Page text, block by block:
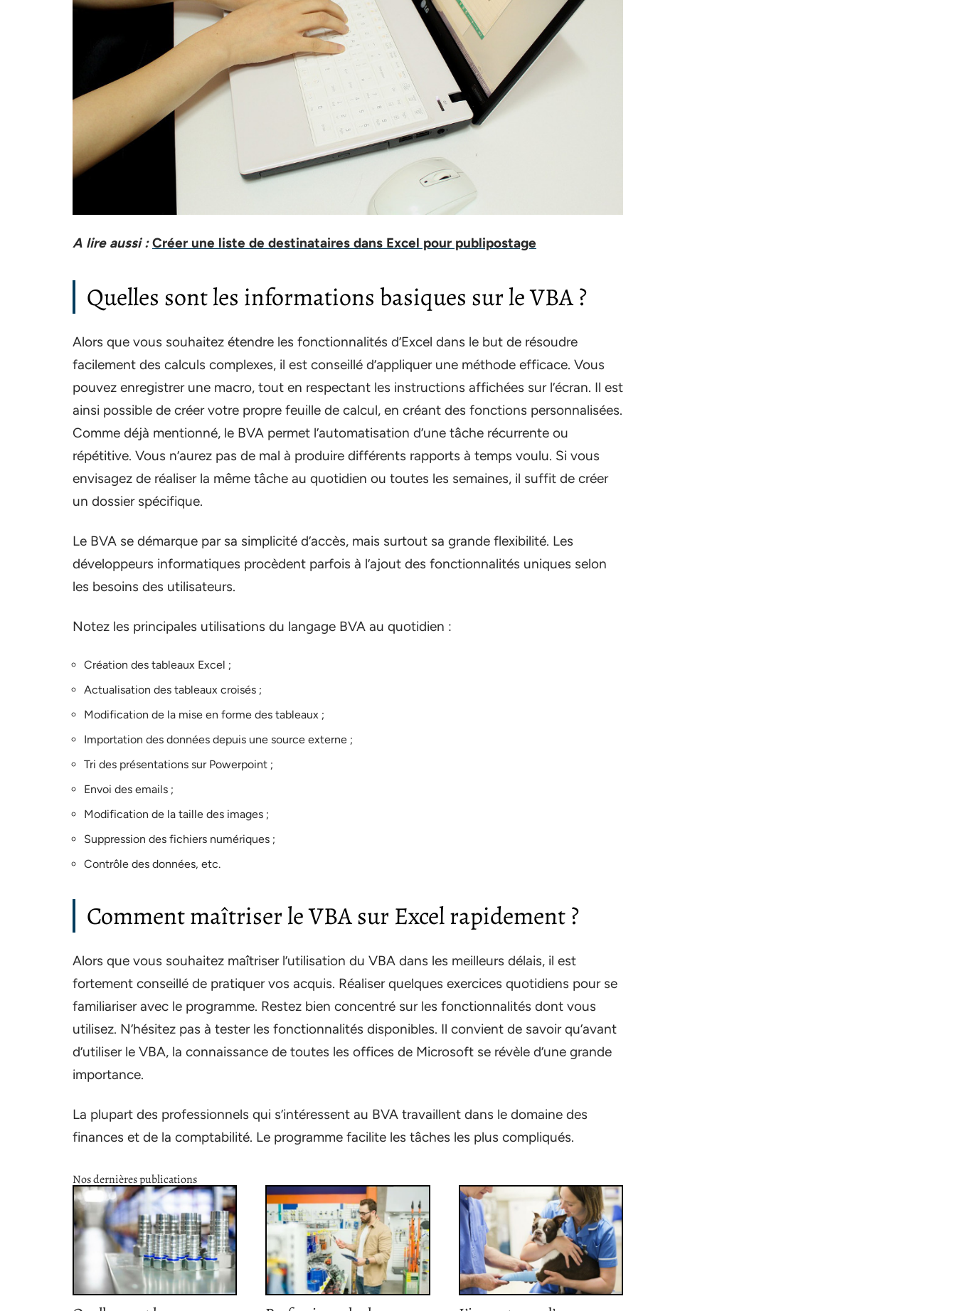
A lire aussi : Créer une liste de destinataires dans Excel pour publipostage
Quelles sont les informations basiques sur le VBA ?
Alors que vous souhaitez étendre les fonctionnalités d’Excel dans le but de résoudre
facilement des calculs complexes, il est conseillé d’appliquer une méthode efficace. Vous
pouvez enregistrer une macro, tout en respectant les instructions affichées sur l’écran. Il est
ainsi possible de créer votre propre feuille de calcul, en créant des fonctions personnalisées.
Comme déjà mentionné, le BVA permet l’automatisation d’une tâche récurrente ou
répétitive. Vous n’aurez pas de mal à produire différents rapports à temps voulu. Si vous
envisagez de réaliser la même tâche au quotidien ou toutes les semaines, il suffit de créer
un dossier spécifique.
Le BVA se démarque par sa simplicité d’accès, mais surtout sa grande flexibilité. Les
développeurs informatiques procèdent parfois à l’ajout des fonctionnalités uniques selon
les besoins des utilisateurs.
Notez les principales utilisations du langage BVA au quotidien :
Création des tableaux Excel ;
Actualisation des tableaux croisés ;
Modification de la mise en forme des tableaux ;
Importation des données depuis une source externe ;
Tri des présentations sur Powerpoint ;
Envoi des emails ;
Modification de la taille des images ;
Suppression des fichiers numériques ;
Contrôle des données, etc.
Comment maîtriser le VBA sur Excel rapidement ?
Alors que vous souhaitez maîtriser l’utilisation du VBA dans les meilleurs délais, il est
fortement conseillé de pratiquer vos acquis. Réaliser quelques exercices quotidiens pour se
familiariser avec le programme. Restez bien concentré sur les fonctionnalités dont vous
utilisez. N’hésitez pas à tester les fonctionnalités disponibles. Il convient de savoir qu’avant
d’utiliser le VBA, la connaissance de toutes les offices de Microsoft se révèle d’une grande
importance.
La plupart des professionnels qui s’intéressent au BVA travaillent dans le domaine des
finances et de la comptabilité. Le programme facilite les tâches les plus compliqués.
Nos dernières publications